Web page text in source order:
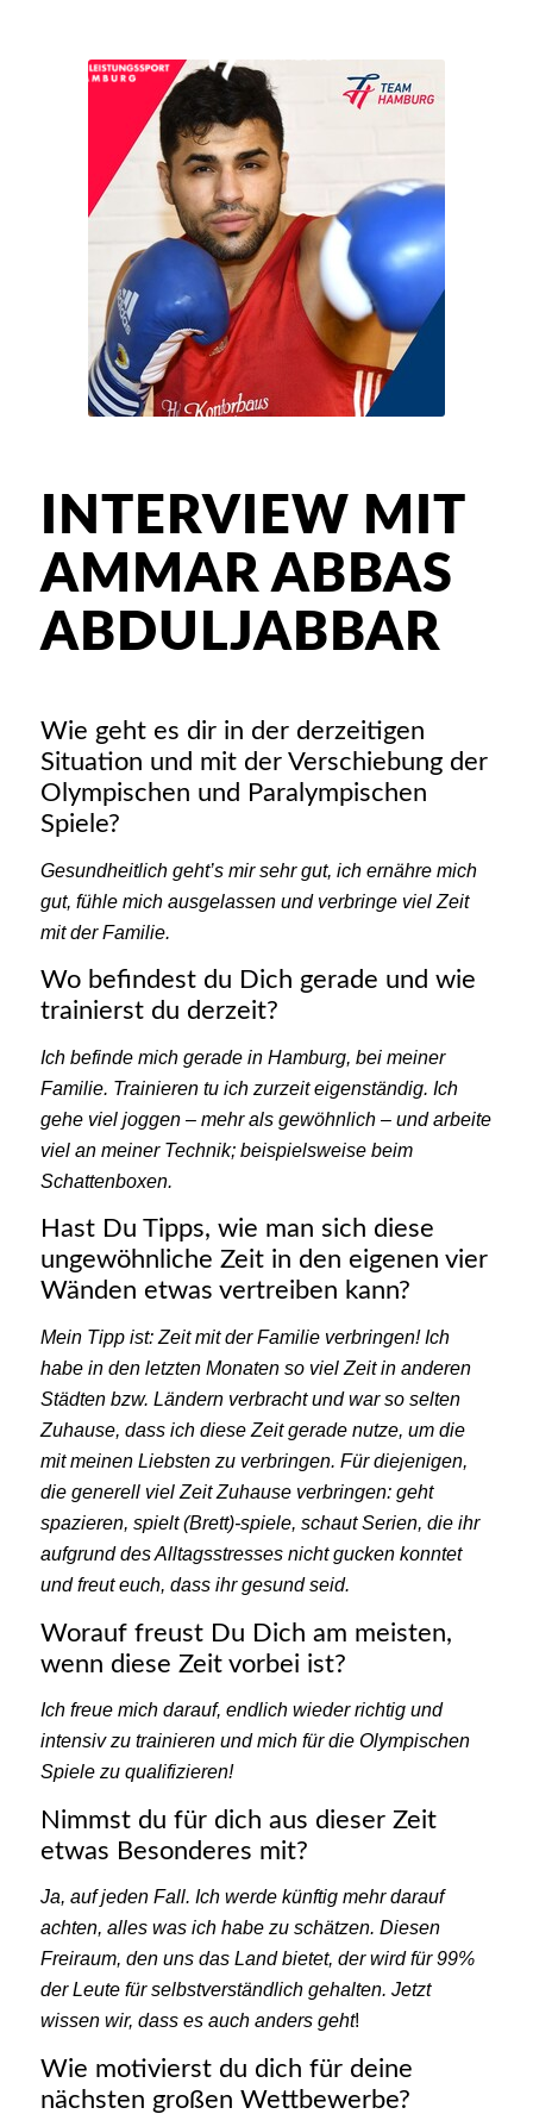
INTERVIEW MIT
AMMAR ABBAS
ABDULJABBAR
Wie geht es dir in der derzeitigen
Situation und mit der Verschiebung der
Olympischen und Paralympischen
Spiele?
Gesundheitlich geht’s mir sehr gut, ich ernähre mich
gut, fühle mich ausgelassen und verbringe viel Zeit
mit der Familie.
Wo befindest du Dich gerade und wie
trainierst du derzeit?
Ich befinde mich gerade in Hamburg, bei meiner
Familie. Trainieren tu ich zurzeit eigenständig. Ich
gehe viel joggen – mehr als gewöhnlich – und arbeite
viel an meiner Technik; beispielsweise beim
Schattenboxen.
Hast Du Tipps, wie man sich diese
ungewöhnliche Zeit in den eigenen vier
Wänden etwas vertreiben kann?
Mein Tipp ist: Zeit mit der Familie verbringen! Ich
habe in den letzten Monaten so viel Zeit in anderen
Städten bzw. Ländern verbracht und war so selten
Zuhause, dass ich diese Zeit gerade nutze, um die
mit meinen Liebsten zu verbringen. Für diejenigen,
die generell viel Zeit Zuhause verbringen: geht
spazieren, spielt (Brett)-spiele, schaut Serien, die ihr
aufgrund des Alltagsstresses nicht gucken konntet
und freut euch, dass ihr gesund seid.
Worauf freust Du Dich am meisten,
wenn diese Zeit vorbei ist?
Ich freue mich darauf, endlich wieder richtig und
intensiv zu trainieren und mich für die Olympischen
Spiele zu qualifizieren!
Nimmst du für dich aus dieser Zeit
etwas Besonderes mit?
Ja, auf jeden Fall. Ich werde künftig mehr darauf
achten, alles was ich habe zu schätzen. Diesen
Freiraum, den uns das Land bietet, der wird für 99%
der Leute für selbstverständlich gehalten. Jetzt
wissen wir, dass es auch anders geht!
Wie motivierst du dich für deine
nächsten großen Wettbewerbe?